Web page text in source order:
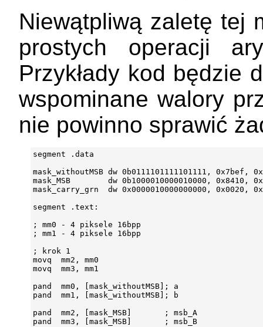
Niewątpliwą zaletę tej
prostych operacji
Przykłady kod będzie
wspominane walory
nie powinno sprawić
segment .data
mask_withoutMSB dw 0b0111101111101111, 0x7bef,
mask_MSB        dw 0b1000010000010000, 0x8410,
mask_carry_grn  dw 0x0000010000000000, 0x0020,
segment .text:
; mm0 - 4 piksele 16bpp
; mm1 - 4 piksele 16bpp
; krok 1
movq  mm2, mm0
movq  mm3, mm1
pand  mm0, [mask_withoutMSB]; a
pand  mm1, [mask_withoutMSB]; b
pand  mm2, [mask_MSB]       ; msb_A
pand  mm3, [mask_MSB]       ; msb_B